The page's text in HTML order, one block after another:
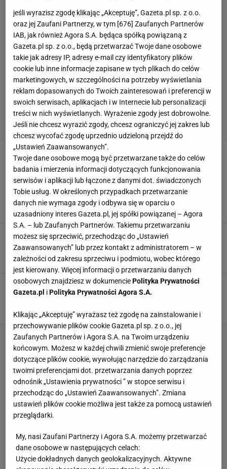
ERIC BAILLY
Lewandowski nie wytrzymał. Czegoś takiego
dawno nie widzieliśmy [WIDEO]
Michał Salamucha, 27 STYCZNIA 2024, 20:58
Trzęsienie ziemi w wielkim klubie. Pięciu
piłkarzy wyrzuconych z zespołu
Jakub Seweryn,11 GRUDNIA 2023, 16:17
Wysłał rywala na oddział intensywnej terapii.
Teraz zostanie za to ukarany. Dotkliwie
jeśli wyrazisz zgodę klikając „Akceptuję”, Gazeta.pl sp. z o.o.
oraz jej Zaufani Partnerzy, w tym [676] Zaufanych Partnerów
IAB, jak również Agora S.A. będąca spółką powiązaną z
Gazeta.pl sp. z o.o., będą przetwarzać Twoje dane osobowe
takie jak adresy IP, adresy e-mail czy identyfikatory plików
cookie lub inne informacje zapisane w tych plikach do celów
marketingowych, w szczególności na potrzeby wyświetlania
reklam dopasowanych do Twoich zainteresowań i preferencji w
swoich serwisach, aplikacjach i w Internecie lub personalizacji
treści w nich wyświetlanych. Wyrażenie zgody jest dobrowolne.
Jeśli nie chcesz wyrazić zgody, chcesz ograniczyć jej zakres lub
chcesz wycofać zgodę uprzednio udzieloną przejdź do
„Ustawień Zaawansowanych”.
Twoje dane osobowe mogą być przetwarzane także do celów
badania i mierzenia informacji dotyczących funkcjonowania
serwisów i aplikacji lub łączone z danymi dot. świadczonych
Tobie usług. W określonych przypadkach przetwarzanie
danych nie wymaga zgody i odbywa się w oparciu o
uzasadniony interes Gazeta.pl, jej spółki powiązanej – Agora
S.A. – lub Zaufanych Partnerów. Takiemu przetwarzaniu
możesz się sprzeciwić, przechodząc do „Ustawień
Zaawansowanych” lub przez kontakt z administratorem – w
zależności od zakresu sprzeciwu i podmiotu, wobec którego
jest kierowany. Więcej informacji o przetwarzaniu danych
osobowych znajdziesz w dokumenciePolityka Prywatności
Gazeta.pl iPolityka Prywatności Agora S.A.
Klikając „Akceptuję” wyrażasz też zgodę na zainstalowanie i
przechowywanie plików cookie Gazeta.pl sp. z o.o., jej
Zaufanych Partnerów i Agora S.A. na Twoim urządzeniu
końcowym. Możesz w każdej chwili zmienić swoje preferencje
dotyczące plików cookie, wywołując narzędzie do zarządzania
twoimi preferencjami dot. przetwarzania danych poprzez
odnośnik „Ustawienia prywatności ” w stopce serwisu i
przechodząc do „Ustawień Zaawansowanych”. Zmiana
ustawień plików cookie możliwa jest także za pomocą ustawień
przeglądarki.
My, nasi Zaufani Partnerzy i Agora S.A. możemy przetwarzać
dane osobowe w następujących celach:
Użycie dokładnych danych geolokalizacyjnych. Aktywne